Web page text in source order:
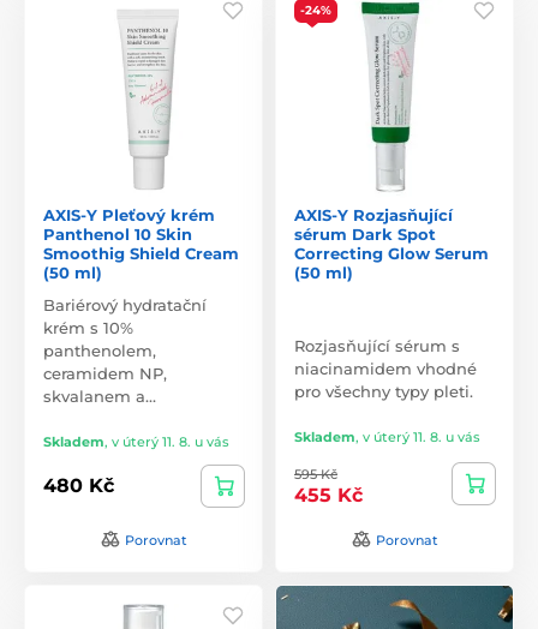
AXIS-Y Pleťový krém
Panthenol 10 Skin
Smoothig Shield Cream
(50 ml)
Bariérový hydratační
krém s 10%
panthenolem,
ceramidem NP,
skvalanem a…
Skladem, v úterý 11. 8. u vás
480 Kč
Porovnat
-24%
AXIS-Y Rozjasňující
sérum Dark Spot
Correcting Glow Serum
(50 ml)
Rozjasňující sérum s
niacinamidem vhodné
pro všechny typy pleti.
Skladem, v úterý 11. 8. u vás
595 Kč
455 Kč
Porovnat